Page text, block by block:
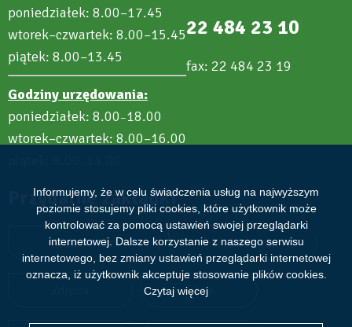
Informujemy, że w celu świadczenia usług na najwyższym
poziomie stosujemy pliki cookies, które użytkownik może
kontrolować za pomocą ustawień swojej przeglądarki
internetowej. Dalsze korzystanie z naszego serwisu
internetowego, bez zmiany ustawień przeglądarki internetowej
oznacza, iż użytkownik akceptuje stosowanie plików cookies.
Czytaj więcej
poniedziałek: 8.00–17.45
wtorek–czwartek: 8.00–15.45
piątek: 8.00–13.45
Godziny urzędowania:
poniedziałek: 8.00–18.00
wtorek–czwartek: 8.00–16.00
22 484 23 10
fax: 22 484 23 19
Przydatne zakładki
Aktualności Wydarzenia
Filmy